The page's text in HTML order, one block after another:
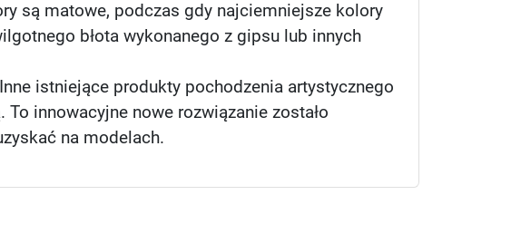
są matowe, podczas gdy najciemniejsze kolory
błota wykonanego z gipsu lub innych
istniejące produkty pochodzenia artystycznego
innowacyjne nowe rozwiązanie zostało
na modelach.